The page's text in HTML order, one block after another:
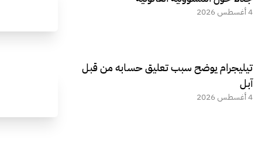
4 أغسطس 2026
تيليجرام يوضح سبب تعليق حسابه من قبل
آبل
4 أغسطس 2026